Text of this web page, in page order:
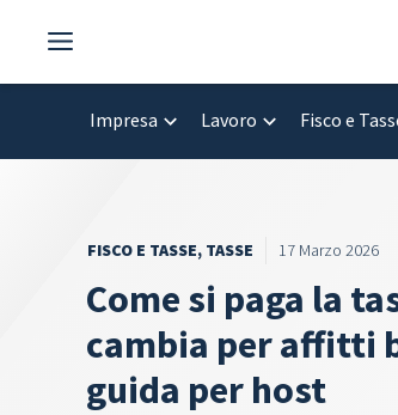
contenuto
Impresa Lavoro Fisco e
FISCO E TASSE, TASSE 17 Marzo 2026
Come si paga la
cambia per affitti
guida per host